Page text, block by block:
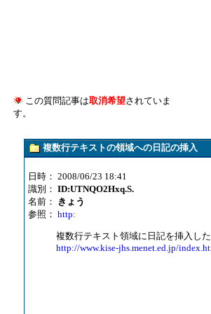
この質問記事は取消希望されていま
す。
複数行テキストの領域への日記の挿入
日時： 2008/06/23 18:41
識別： ID:UTNQO2Hxq.S.
名前：
きょう
参照： http:
複数行テキスト領域に日記を挿入し
http://www.kise-jhs.menet.ed.jp/